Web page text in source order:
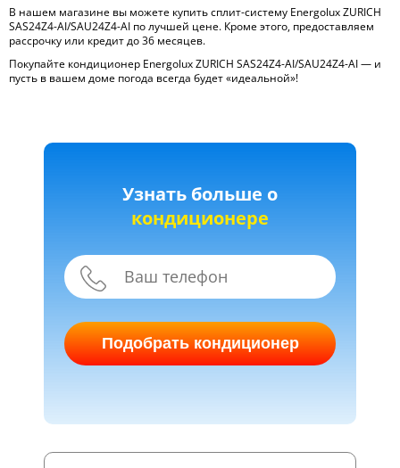
В нашем магазине вы можете купить сплит-систему Energolux ZURICH
SAS24Z4-AI/SAU24Z4-AI по лучшей цене. Кроме этого, предоставляем
рассрочку или кредит до 36 месяцев.
Покупайте кондиционер Energolux ZURICH SAS24Z4-AI/SAU24Z4-AI — и
пусть в вашем доме погода всегда будет «идеальной»!
Узнать больше о
кондиционере
Подобрать кондиционер